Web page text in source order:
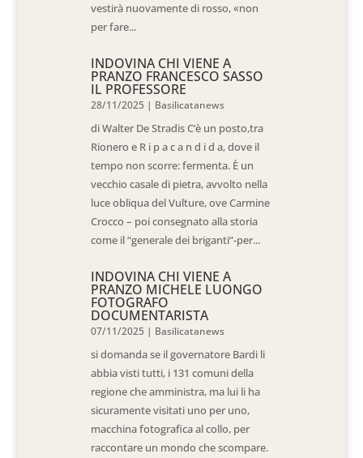
vestirà nuovamente di rosso, «non
per fare...
INDOVINA CHI VIENE A
PRANZO FRANCESCO SASSO
IL PROFESSORE
28/11/2025 | Basilicatanews
di Walter De Stradis C’è un posto,tra
Rionero e R i p a c a n d i d a, dove il
tempo non scorre: fermenta. È un
vecchio casale di pietra, avvolto nella
luce obliqua del Vulture, ove Carmine
Crocco – poi consegnato alla storia
come il “generale dei briganti”-per...
INDOVINA CHI VIENE A
PRANZO MICHELE LUONGO
FOTOGRAFO
DOCUMENTARISTA
07/11/2025 | Basilicatanews
si domanda se il governatore Bardi li
abbia visti tutti, i 131 comuni della
regione che amministra, ma lui li ha
sicuramente visitati uno per uno,
macchina fotografica al collo, per
raccontare un mondo che scompare.